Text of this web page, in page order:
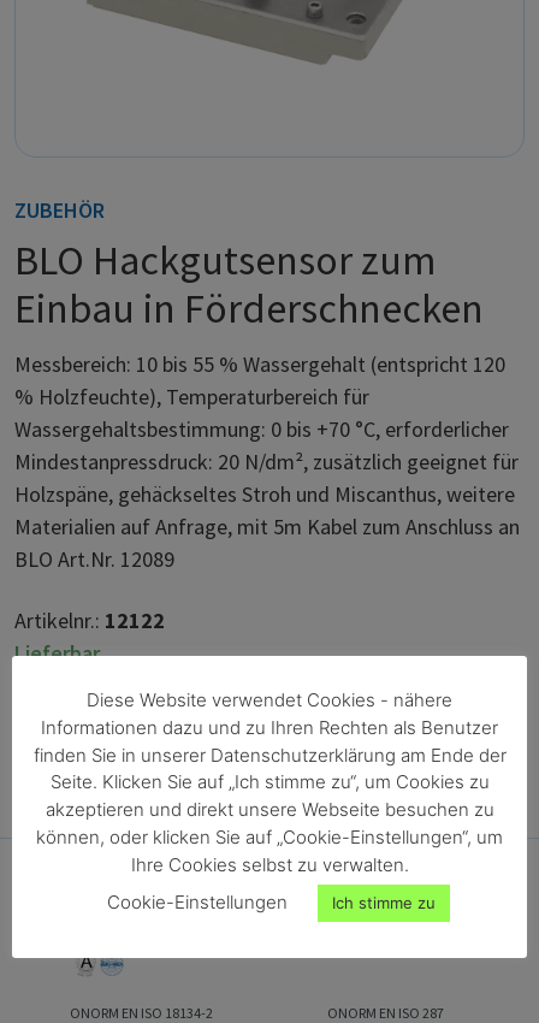
ZUBEHÖR
BLO Hackgutsensor zum
Einbau in Förderschnecken
Messbereich: 10 bis 55 % Wassergehalt (entspricht 120
% Holzfeuchte), Temperaturbereich für
Wassergehaltsbestimmung: 0 bis +70 °C, erforderlicher
Mindestanpressdruck: 20 N/dm², zusätzlich geeignet für
Holzspäne, gehäckseltes Stroh und Miscanthus, weitere
Materialien auf Anfrage, mit 5m Kabel zum Anschluss an
BLO Art.Nr. 12089
Artikelnr.: 12122
Lieferbar
Unverbindliche Anfrage
ONORM EN ISO 18134-2
ONORM EN ISO 287
Diese Website verwendet Cookies - nähere
Informationen dazu und zu Ihren Rechten als Benutzer
finden Sie in unserer Datenschutzerklärung am Ende der
Seite. Klicken Sie auf „Ich stimme zu“, um Cookies zu
akzeptieren und direkt unsere Webseite besuchen zu
können, oder klicken Sie auf „Cookie-Einstellungen“, um
Ihre Cookies selbst zu verwalten.
Cookie-Einstellungen
Ich stimme zu